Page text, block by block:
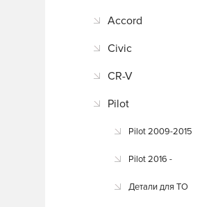
Accord
Civic
CR-V
Pilot
Pilot 2009-2015
Pilot 2016 -
Детали для ТО